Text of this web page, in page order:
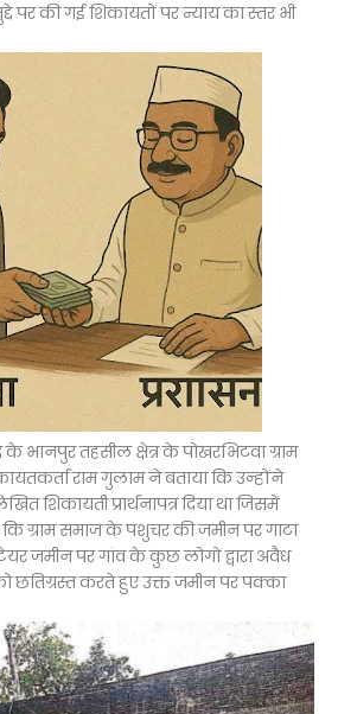
पर की गई शिकायतों पर न्याय का स्तर भी
भानपुर तहसील क्षेत्र के पोखरभिटवा ग्राम
राम गुलाम ने बताया कि उन्होंने
शिकायती प्रार्थनापत्र दिया था जिसमें
कि ग्राम समाज के पशुचर की जमीन पर गाटा
जमीन पर गांव के कुछ लोगों द्वारा अवैध
छतिग्रस्त करते हुए उक्त जमीन पर पक्का